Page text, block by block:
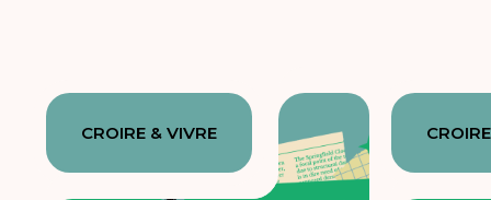
CROIRE & VIVRE